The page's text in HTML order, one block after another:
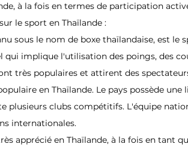
à la fois en termes de participation
le sport en Thaïlande :
sous le nom de boxe thaïlandaise, est le
implique l'utilisation des poings, des
très populaires et attirent des
en Thaïlande. Le pays possède une
plusieurs clubs compétitifs. L'équipe
internationales.
apprécié en Thaïlande, à la fois en tant